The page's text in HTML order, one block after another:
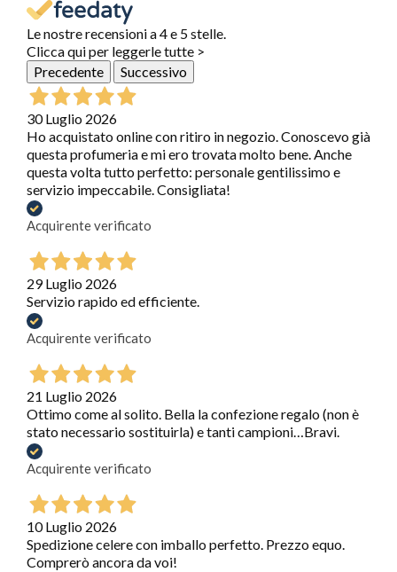
Le nostre recensioni a 4 e 5 stelle.
Clicca qui per leggerle tutte >
Precedente
Successivo
30 Luglio 2026
Ho acquistato online con ritiro in negozio. Conoscevo già
questa profumeria e mi ero trovata molto bene. Anche
questa volta tutto perfetto: personale gentilissimo e
servizio impeccabile. Consigliata!
Acquirente verificato
29 Luglio 2026
Servizio rapido ed efficiente.
Acquirente verificato
21 Luglio 2026
Ottimo come al solito. Bella la confezione regalo (non è
stato necessario sostituirla) e tanti campioni…Bravi.
Acquirente verificato
10 Luglio 2026
Spedizione celere con imballo perfetto. Prezzo equo.
Comprerò ancora da voi!